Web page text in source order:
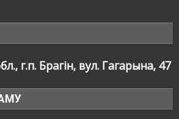
г.п. Брагін, вул. Гагарына, 47